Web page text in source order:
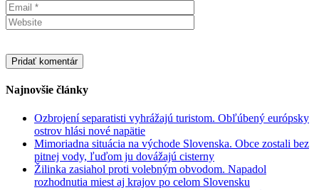
Najnovšie články
Ozbrojení separatisti vyhrážajú turistom. Obľúbený európsky
ostrov hlási nové napätie
Mimoriadna situácia na východe Slovenska. Obce zostali bez
pitnej vody, ľuďom ju dovážajú cisterny
Žilinka zasiahol proti volebným obvodom. Napadol
rozhodnutia miest aj krajov po celom Slovensku